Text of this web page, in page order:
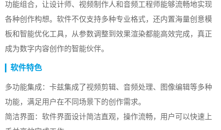
功能组合，让设计师、视频制作人和音频工程师能够流畅地实现
各种创作构想。软件不仅支持多种专业格式，还内置海量创意模
板和智能优化工具，从参数调整到效果渲染都能高效完成，真正
成为数字内容创作的智能伙伴。
软件特色
多功能集成：卡兹集成了视频剪辑、音频处理、图像编辑等多种
功能，满足用户在不同场景下的创作需求。
简洁界面：软件界面设计简洁直观，操作流畅，用户可以快速上